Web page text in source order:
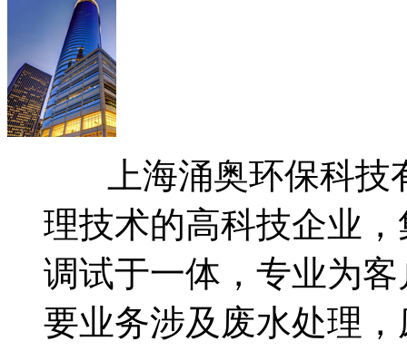
上海涌奥环保科技
理技术的高科技企业
调试于一体，专业为
要业务涉及废水处理